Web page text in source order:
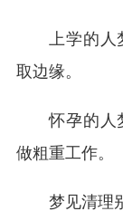
上学的人
取边缘。
怀孕的人
做粗重工作。
梦见清理